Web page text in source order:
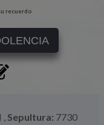
recuerdo
, Sepultura: 7730